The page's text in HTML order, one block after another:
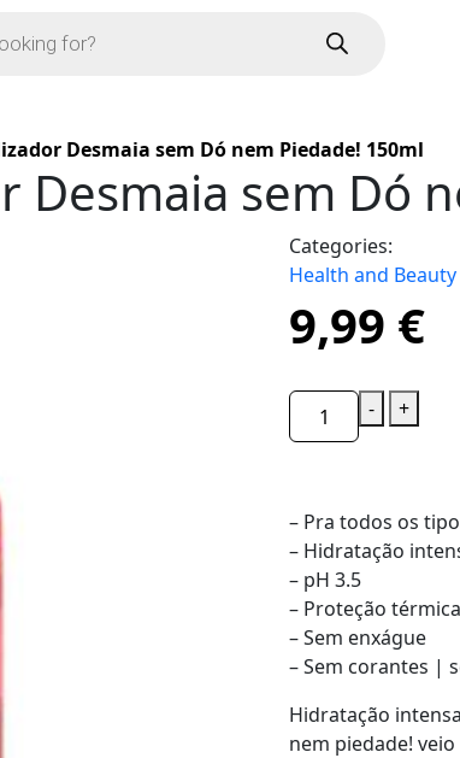
Desmaia sem Dó nem Piedade! 150ml
Desmaia sem Dó
Categories:
Health and Beauty
9,99 €
- +
– Pra todos os
– Hidratação
– pH 3.5
– Proteção
– Sem enxágue
– Sem corantes |
​Hidratação
nem piedade!